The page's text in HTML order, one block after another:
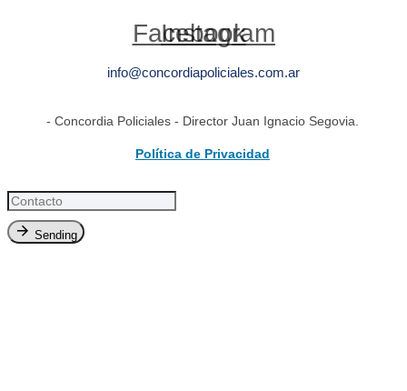
Facebook
Instagram
info@concordiapoliciales.com.ar
- Concordia Policiales - Director Juan Ignacio Segovia.
Política de Privacidad
Sending